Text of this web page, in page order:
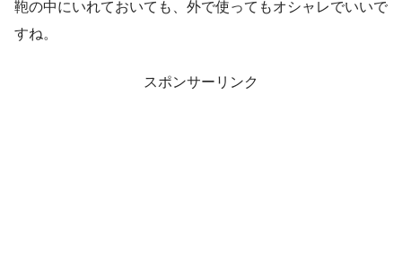
鞄の中にいれておいても、外で使ってもオシャレでいいで
すね。
スポンサーリンク